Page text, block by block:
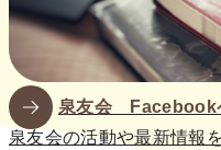
泉友会 Facebook
泉友会の活動や最新情報